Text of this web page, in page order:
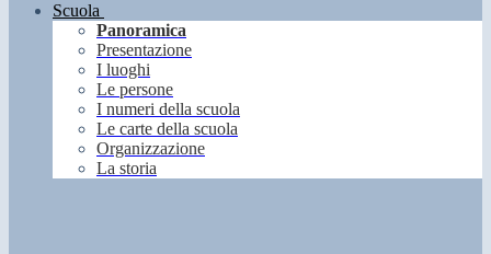
Scuola
Panoramica
Presentazione
I luoghi
Le persone
I numeri della scuola
Le carte della scuola
Organizzazione
La storia